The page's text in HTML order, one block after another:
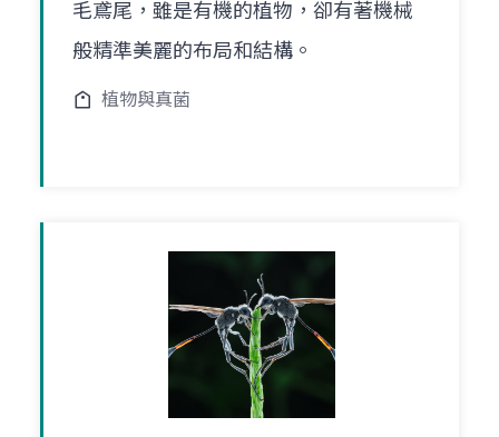
毛鳶尾，雖是有機的植物，卻有著機械
般精準美麗的布局和結構。
植物與真菌